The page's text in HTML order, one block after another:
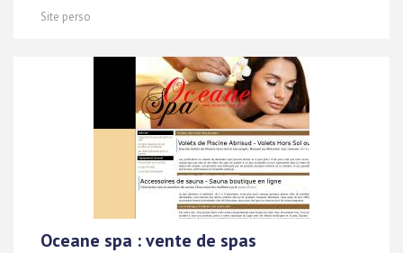
Site perso
Oceane spa : vente de spas